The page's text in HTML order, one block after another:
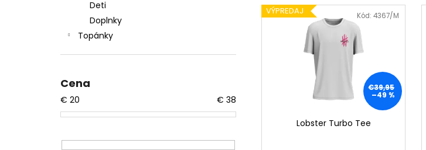
Deti
Doplnky
Topánky
Cena
€ 20 € 38
n
ýVÝPREDAJ
€39,95
–49 %
Lobster Turbo Tee
Kód:4367/M